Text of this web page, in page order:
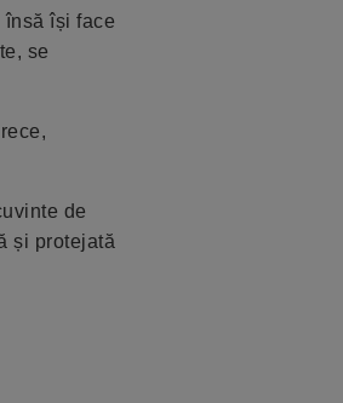
însă își face
se
de
și protejată